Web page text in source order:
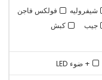
شيفروليه
فولكس فاجن
جيب
كبش
+ ضوء LED